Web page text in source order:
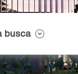
busca